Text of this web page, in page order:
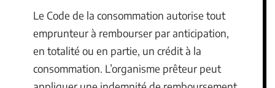
Le Code de la consommation autorise tout
emprunteur à rembourser par anticipation,
en totalité ou en partie, un crédit à la
consommation. L’organisme prêteur peut